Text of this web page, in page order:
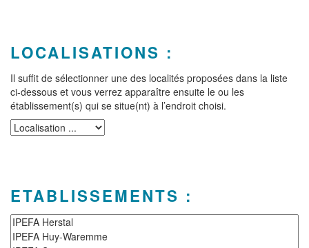
LOCALISATIONS :
Il suffit de sélectionner une des localités proposées dans la liste
ci-dessous et vous verrez apparaître ensuite le ou les
établissement(s) qui se situe(nt) à l’endroit choisi.
ETABLISSEMENTS :